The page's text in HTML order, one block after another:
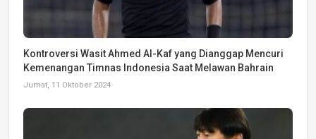
Kontroversi Wasit Ahmed Al-Kaf yang Dianggap Mencuri
Kemenangan Timnas Indonesia Saat Melawan Bahrain
Jumat, 11 Oktober 2024